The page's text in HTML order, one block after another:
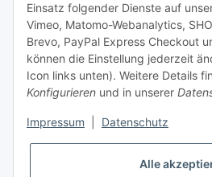
Vertrag
Einsatz folgender Dienste auf
Vimeo, Matomo-Webanalytics,
Brevo, PayPal Express Checkout
können die Einstellung jederzeit
Icon links unten). Weitere Details
Konfigurieren und in unserer
Impressum Datenschutz
Alle